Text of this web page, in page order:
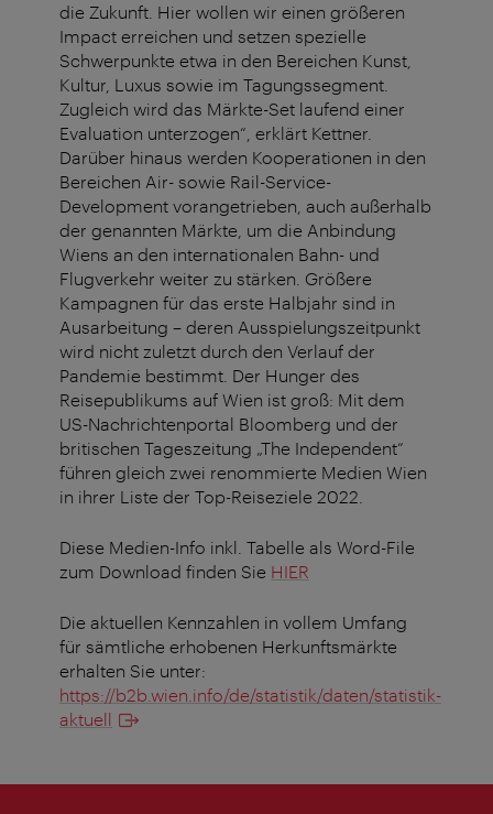
die Zukunft. Hier wollen wir einen größeren
Impact erreichen und setzen spezielle
Schwerpunkte etwa in den Bereichen Kunst,
Kultur, Luxus sowie im Tagungssegment.
Zugleich wird das Märkte-Set laufend einer
Evaluation unterzogen“, erklärt Kettner.
Darüber hinaus werden Kooperationen in den
Bereichen Air- sowie Rail-Service-
Development vorangetrieben, auch außerhalb
der genannten Märkte, um die Anbindung
Wiens an den internationalen Bahn- und
Flugverkehr weiter zu stärken. Größere
Kampagnen für das erste Halbjahr sind in
Ausarbeitung – deren Ausspielungszeitpunkt
wird nicht zuletzt durch den Verlauf der
Pandemie bestimmt. Der Hunger des
Reisepublikums auf Wien ist groß: Mit dem
US-Nachrichtenportal Bloomberg und der
britischen Tageszeitung „The Independent“
führen gleich zwei renommierte Medien Wien
in ihrer Liste der Top-Reiseziele 2022.
Diese Medien-Info inkl. Tabelle als Word-File
zum Download finden Sie HIER
Die aktuellen Kennzahlen in vollem Umfang
für sämtliche erhobenen Herkunftsmärkte
erhalten Sie unter:
https://b2b.wien.info/de/statistik/daten/statistik-
aktuell